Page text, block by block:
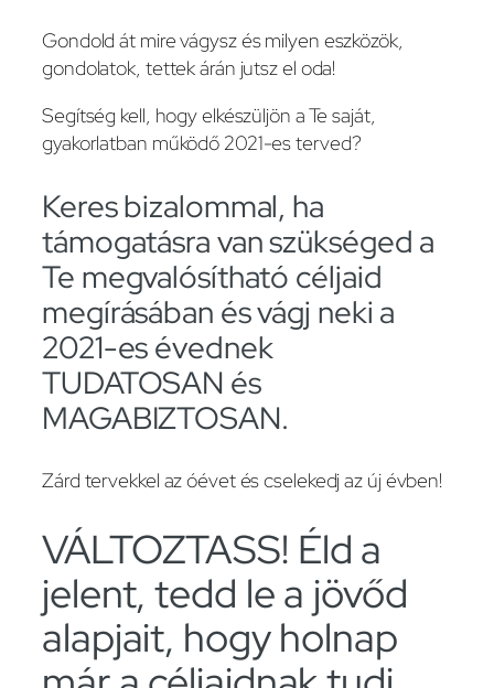
Gondold át mire vágysz és milyen eszközök,
gondolatok, tettek árán jutsz el oda!
Segítség kell, hogy elkészüljön a Te saját,
gyakorlatban működő 2021-es terved?
Keres bizalommal, ha
támogatásra van szükséged a
Te megvalósítható céljaid
megírásában és vágj neki a
2021-es évednek
TUDATOSAN és
MAGABIZTOSAN.
Zárd tervekkel az óévet és cselekedj az új évben!
VÁLTOZTASS! Éld a
jelent, tedd le a jövőd
alapjait, hogy holnap